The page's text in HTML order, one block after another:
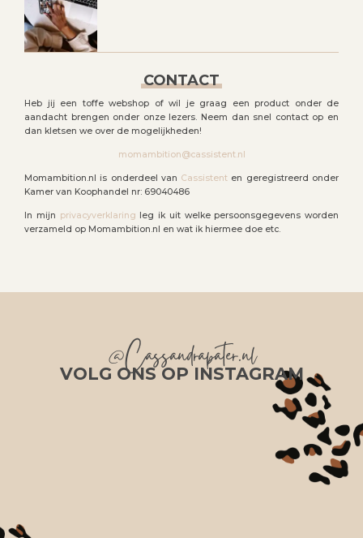
CONTACT
Heb jij een toffe webshop of wil je graag een product onder de
aandacht brengen onder onze lezers. Neem dan snel contact op en
dan kletsen we over de mogelijkheden!
momambition@cassistent.nl
Momambition.nl is onderdeel van Cassistent en geregistreerd onder
Kamer van Koophandel nr: 69040486
In mijn privacyverklaring leg ik uit welke persoonsgegevens worden
verzameld op Momambition.nl en wat ik hiermee doe etc.
@Cassandrapater.nl
VOLG ONS OP INSTAGRAM